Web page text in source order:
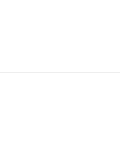
к всесезонному